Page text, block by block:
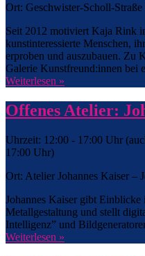
Ort: Geschwister-Scholl-Straße
Seit 2012 motiviert Kaja Rink
kunstinteressierte Menschen,
erproben und auszubauen. Zu
Galerie Kunstfreund:innen
Weiterlesen »
Offenes Atelier:
Uhrzeit: 12:00 - 17:00 Uhr
17:00 Uhr)
Ort: Atelier Johannes Kaiser –
Johannes Kaiser gibt Einblicke
Metallgestaltung und stellt
Intelligenz” und
Weiterlesen »